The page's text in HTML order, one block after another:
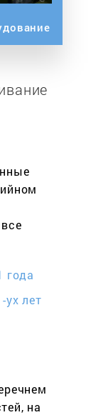
года
ух лет
на